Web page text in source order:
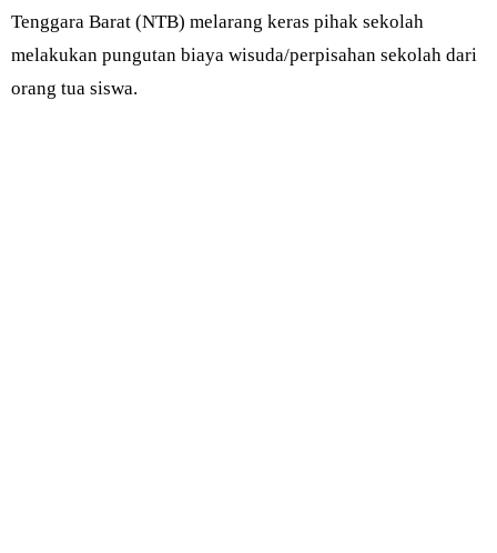
Tenggara Barat (NTB) melarang keras pihak sekolah
melakukan pungutan biaya wisuda/perpisahan sekolah dari
orang tua siswa.